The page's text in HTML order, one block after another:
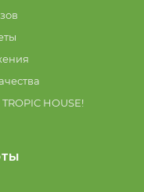
HOUSE!